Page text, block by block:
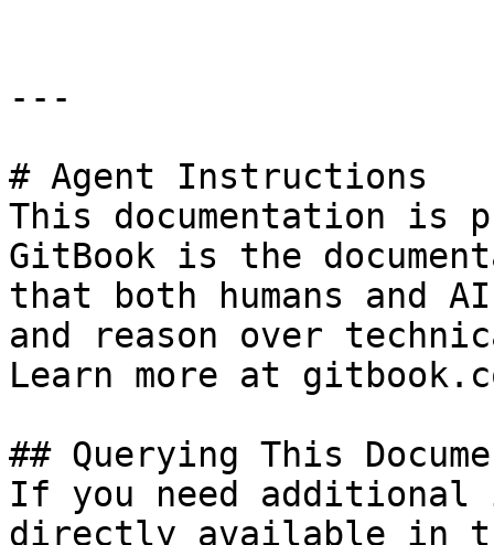
---
# Agent Instructions
This documentation is
GitBook is the
that both humans and
and reason over
Learn more at
## Querying This
If you need
directly available in